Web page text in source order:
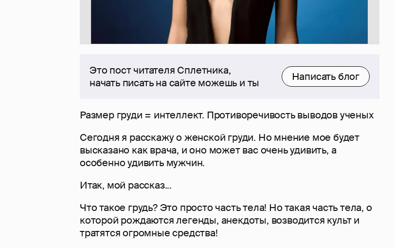
Это пост читателя Сплетника,
начать писать на сайте можешь и ты
Написать блог
Размер груди = интеллект. Противоречивость выводов ученых
Сегодня я расскажу о женской груди. Но мнение мое будет
высказано как врача, и оно может вас очень удивить, а
особенно удивить мужчин.
Итак, мой рассказ...
Что такое грудь? Это просто часть тела! Но такая часть тела, о
которой рождаются легенды, анекдоты, возводится культ и
тратятся огромные средства!